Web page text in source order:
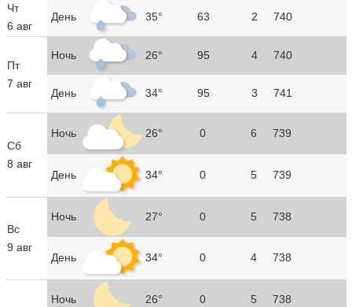
Чт
6 авг
День 35° 63 2 740
Пт
7 авг
Ночь 26° 95 4 740
День 34° 95 3 741
Сб
8 авг
Ночь 26° 0 6 739
День 34° 0 5 739
Вс
9 авг
Ночь 27° 0 5 738
День 34° 0 4 738
Ночь 26° 0 5 738